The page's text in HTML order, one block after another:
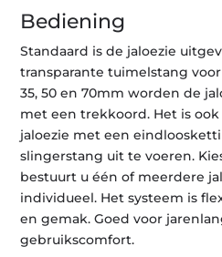
Bediening
Standaard is de jaloezie
transparante tuimelstang voor
35, 50 en 70mm worden de
met een trekkoord. Het is
jaloezie met een
slingerstang uit te voeren.
bestuurt u één of meerdere
individueel. Het systeem is
en gemak. Goed voor
gebruikscomfort.